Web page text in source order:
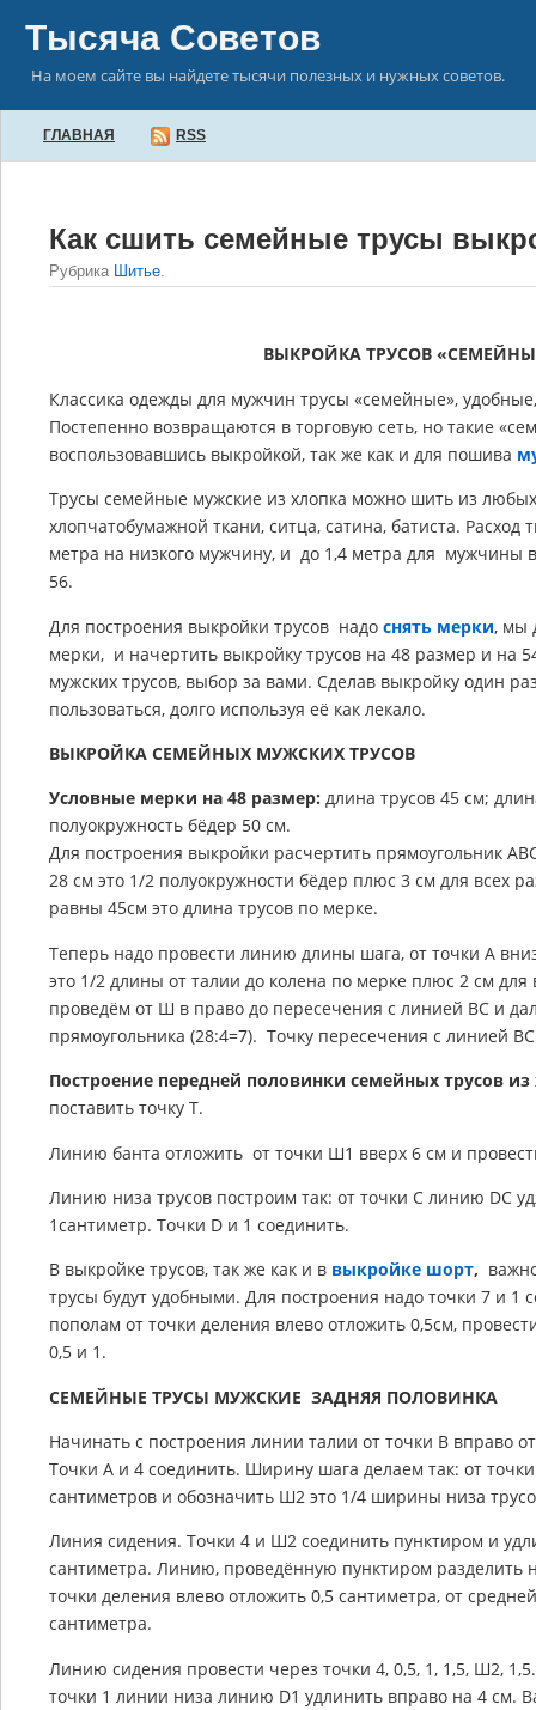
Тысяча Советов
На моем сайте вы найдете тысячи полезных и нужных советов.
ГЛАВНАЯ RSS
Как сшить семейные трусы
Рубрика Шитье.
ВЫКРОЙКА ТРУСОВ
Классика одежды для мужчин трусы «семейные»,
Постепенно возвращаются в торговую сеть, но такие
воспользовавшись выкройкой, так же как и для пошива
Трусы семейные мужские из хлопка можно шить из
хлопчатобумажной ткани, ситца, сатина, батиста.
метра на низкого мужчину, и до 1,4 метра для мужчины
56.
Для построения выкройки трусов надо снять мерки, мы
мерки, и начертить выкройку трусов на 48 размер и на
мужских трусов, выбор за вами. Сделав выкройку один
пользоваться, долго используя её как лекало.
ВЫКРОЙКА СЕМЕЙНЫХ МУЖСКИХ ТРУСОВ
Условные мерки на 48 размер: длина трусов 45 см;
полуокружность бёдер 50 см.
Для построения выкройки расчертить прямоугольник
28 см это 1/2 полуокружности бёдер плюс 3 см для всех
равны 45см это длина трусов по мерке.
Теперь надо провести линию длины шага, от точки А
это 1/2 длины от талии до колена по мерке плюс 2 см
проведём от Ш в право до пересечения с линией ВС и
прямоугольника (28:4=7). Точку пересечения с линией
Построение передней половинки семейных трусов из
поставить точку Т.
Линию банта отложить от точки Ш1 вверх 6 см и
Линию низа трусов построим так: от точки С линию DC
1сантиметр. Точки D и 1 соединить.
В выкройке трусов, так же как и в выкройке шорт,
трусы будут удобными. Для построения надо точки 7 и 1
пополам от точки деления влево отложить 0,5см,
0,5 и 1.
СЕМЕЙНЫЕ ТРУСЫ МУЖСКИЕ ЗАДНЯЯ ПОЛОВИНКА
Начинать с построения линии талии от точки В вправо
Точки А и 4 соединить. Ширину шага делаем так: от
сантиметров и обозначить Ш2 это 1/4 ширины низа
Линия сидения. Точки 4 и Ш2 соединить пунктиром и
сантиметра. Линию, проведённую пунктиром разделить
точки деления влево отложить 0,5 сантиметра, от
сантиметра.
Линию сидения провести через точки 4, 0,5, 1, 1,5, Ш2,
точки 1 линии низа линию D1 удлинить вправо на 4 см.